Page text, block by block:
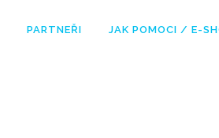
PARTNEŘI JAK POMOCI / E-